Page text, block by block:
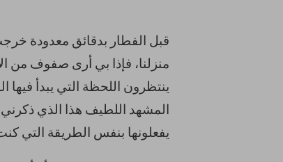
قبل الفطار بدقائق معدودة
منزلنا، فإذا بي أرى صفوف من
ينتظرون اللحظة التي يبدأ فيها
المشهد اللطيف هذا الذي
يفعلونها بنفس الطريقة التي